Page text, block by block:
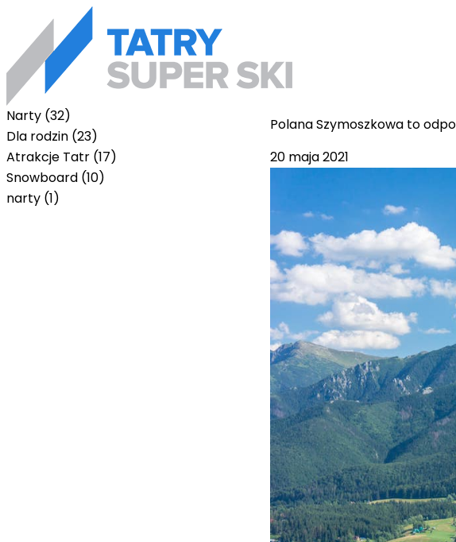
Narty (32)
Dla rodzin (23)
Atrakcje Tatr (17)
Snowboard (10)
narty (1)
Polana Szymoszkowa to
20 maja 2021